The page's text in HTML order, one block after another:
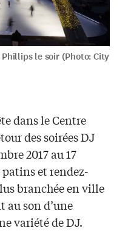
le soir (Photo: City
dans le Centre
des soirées DJ
2017 au 17
et rendez-
branchée en ville
son d’une
variété de DJ.